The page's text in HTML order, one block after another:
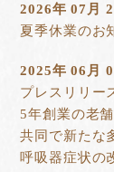
2026年 07月
夏季休業のお
2025年 06月
プレスリリー
5年創業の老
共同で新たな
呼吸器症状の